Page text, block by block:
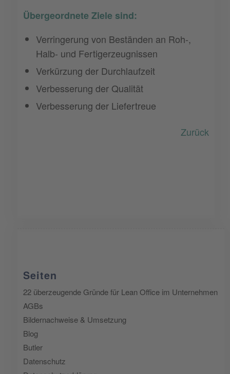
Übergeordnete Ziele sind:
Verringerung von Beständen an Roh-,
Halb- und Fertigerzeugnissen
Verkürzung der Durchlaufzeit
Verbesserung der Qualität
Verbesserung der Liefertreue
Zurück
Seiten
22 überzeugende Gründe für Lean Office im Unternehmen
AGBs
Bildernachweise & Umsetzung
Blog
Butler
Datenschutz